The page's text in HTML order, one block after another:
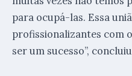
para ocupá-las. Essa
profissionalizantes com o
ser um sucesso”,